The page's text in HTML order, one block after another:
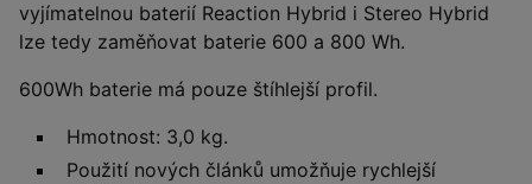
vyjímatelnou baterií Reaction Hybrid i Stereo Hybrid
lze tedy zaměňovat baterie 600 a 800 Wh.
600Wh baterie má pouze štíhlejší profil.
Hmotnost: 3,0 kg.
Použití nových článků umožňuje rychlejší